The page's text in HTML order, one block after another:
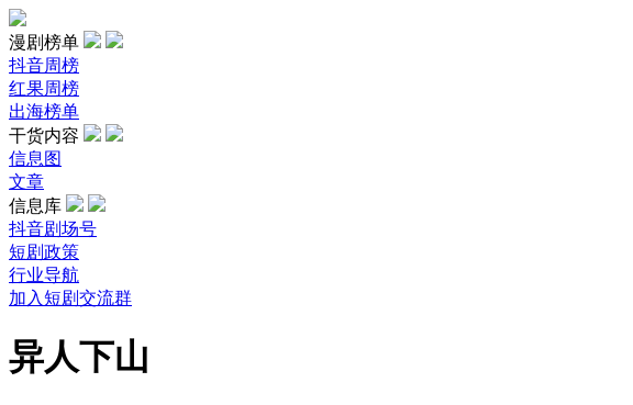
漫剧榜单
抖音周榜
红果周榜
出海榜单
干货内容
信息图
文章
信息库
抖音剧场号
短剧政策
行业导航
加入短剧交流群
异人下山